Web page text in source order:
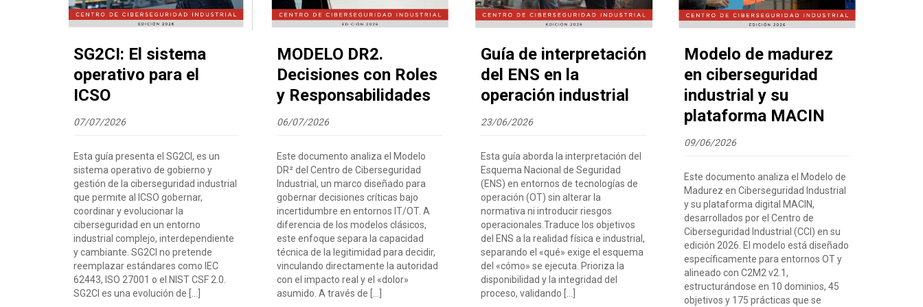
SG2CI: El sistema
operativo para el
ICSO
07/07/2026
Esta guía presenta el SG2CI, es un
sistema operativo de gobierno y
gestión de la ciberseguridad industrial
que permite al ICSO gobernar,
coordinar y evolucionar la
ciberseguridad en un entorno
industrial complejo, interdependiente
y cambiante. SG2CI no pretende
reemplazar estándares como IEC
62443, ISO 27001 o el NIST CSF 2.0.
SG2CI es una evolución de […]
MODELO DR2.
Decisiones con Roles
y Responsabilidades
06/07/2026
Este documento analiza el Modelo
DR² del Centro de Ciberseguridad
Industrial, un marco diseñado para
gobernar decisiones críticas bajo
incertidumbre en entornos IT/OT. A
diferencia de los modelos clásicos,
este enfoque separa la capacidad
técnica de la legitimidad para decidir,
vinculando directamente la autoridad
con el impacto real y el «dolor»
asumido. A través de […]
Guía de interpretación
del ENS en la
operación industrial
23/06/2026
Esta guía aborda la interpretación del
Esquema Nacional de Seguridad
(ENS) en entornos de tecnologías de
operación (OT) sin alterar la
normativa ni introducir riesgos
operacionales.Traduce los objetivos
del ENS a la realidad física e industrial,
separando el «qué» exige el esquema
del «cómo» se ejecuta. Prioriza la
disponibilidad y la integridad del
proceso, validando […]
Modelo de madurez
en ciberseguridad
industrial y su
plataforma MACIN
09/06/2026
Este documento analiza el Modelo de
Madurez en Ciberseguridad Industrial
y su plataforma digital MACIN,
desarrollados por el Centro de
Ciberseguridad Industrial (CCI) en su
edición 2026. El modelo está diseñado
específicamente para entornos OT y
alineado con C2M2 v2.1,
estructurándose en 10 dominios, 45
objetivos y 175 prácticas que se